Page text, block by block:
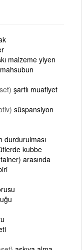
malzeme yiyen
mahsubun
şartlı muafiyet
süspansiyon
durdurulması
kubbe
arasında